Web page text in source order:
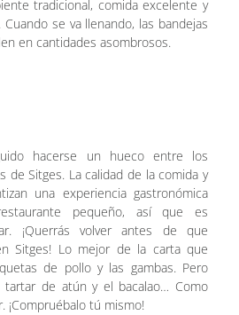
tradicional, comida excelente y
se va llenando, las bandejas
en cantidades asombrosos.
hacerse un hueco entre los
de Sitges. La calidad de la comida y
una experiencia gastronómica
pequeño, así que es
¡Querrás volver antes de que
Sitges! Lo mejor de la carta que
de pollo y las gambas. Pero
de atún y el bacalao… Como
¡Compruébalo tú mismo!